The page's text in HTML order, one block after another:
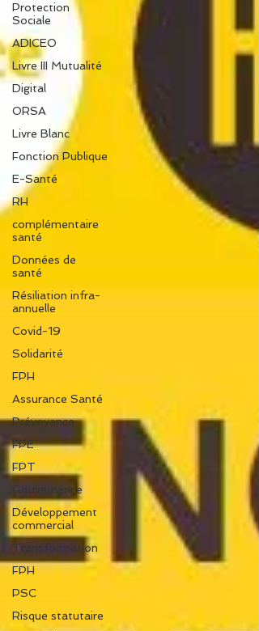
Protection
Sociale
ADICEO
Livre III Mutualité
Digital
ORSA
Livre Blanc
Fonction Publique
E-Santé
RH
complémentaire
santé
Données de
santé
Résiliation infra-
annuelle
Covid-19
Solidarité
FPH
Assurance Santé
Prévoyance
FPE
FPT
Gouvernance
Développement
commercial
Transformation
FPH
PSC
Risque statutaire